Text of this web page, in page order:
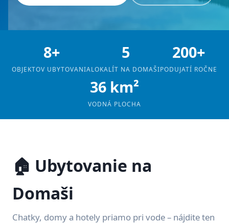
8+
OBJEKTOV UBYTOVANIA
5
LOKALÍT NA DOMAŠI
200+
PODUJATÍ ROČNE
36 km²
VODNÁ PLOCHA
🏠 Ubytovanie na
Domaši
Chatky, domy a hotely priamo pri vode – nájdite ten